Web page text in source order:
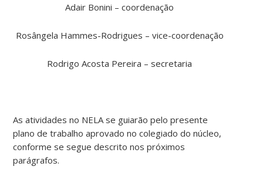
Adair Bonini – coordenação
Rosângela Hammes-Rodrigues – vice-coordenação
Rodrigo Acosta Pereira – secretaria
As atividades no NELA se guiarão pelo presente
plano de trabalho aprovado no colegiado do núcleo,
conforme se segue descrito nos próximos
parágrafos.